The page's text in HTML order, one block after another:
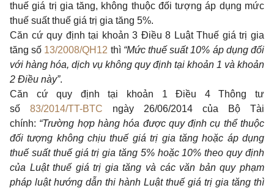
thuế giá trị gia tăng, không thuộc đối tượng áp dụng mức
thuế suất thuế giá trị gia tăng 5%.
Căn cứ quy định tại khoản 3 Điều 8 Luật Thuế giá trị gia
tăng số 13/2008/QH12 thì “Mức thuế suất 10% áp dụng đối
với hàng hóa, dịch vụ không quy định tại khoản 1 và khoản
2 Điều này”.
Căn cứ quy định tại khoản 1 Điều 4 Thông tư
số 83/2014/TT-BTC ngày 26/06/2014 của Bộ Tài
chính: “Trường hợp hàng hóa được quy định cụ thể thuộc
đối tượng không chịu thuế giá trị gia tăng hoặc áp dụng
thuế suất thuế giá trị gia tăng 5% hoặc 10% theo quy định
của Luật thuế giá trị gia tăng và các văn bản quy phạm
pháp luật hướng dẫn thi hành Luật thuế giá trị gia tăng thì